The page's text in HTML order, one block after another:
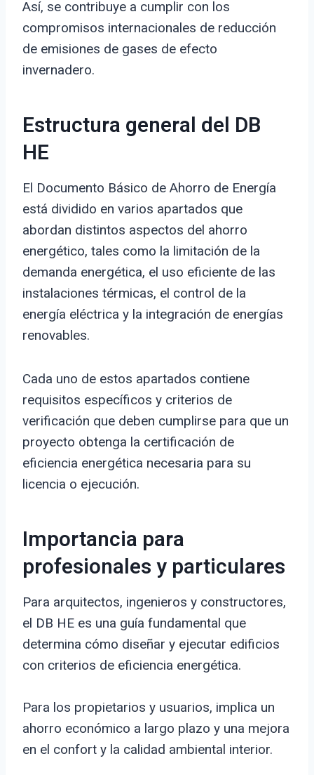
Así, se contribuye a cumplir con los
compromisos internacionales de reducción
de emisiones de gases de efecto
invernadero.
Estructura general del DB
HE
El Documento Básico de Ahorro de Energía
está dividido en varios apartados que
abordan distintos aspectos del ahorro
energético, tales como la limitación de la
demanda energética, el uso eficiente de las
instalaciones térmicas, el control de la
energía eléctrica y la integración de energías
renovables.
Cada uno de estos apartados contiene
requisitos específicos y criterios de
verificación que deben cumplirse para que un
proyecto obtenga la certificación de
eficiencia energética necesaria para su
licencia o ejecución.
Importancia para
profesionales y particulares
Para arquitectos, ingenieros y constructores,
el DB HE es una guía fundamental que
determina cómo diseñar y ejecutar edificios
con criterios de eficiencia energética.
Para los propietarios y usuarios, implica un
ahorro económico a largo plazo y una mejora
en el confort y la calidad ambiental interior.